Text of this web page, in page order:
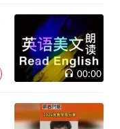
00:00